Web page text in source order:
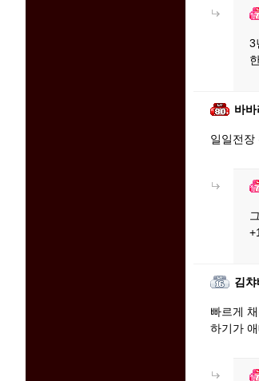
3
바
일일전장
김챠
빠르게
하기가 애